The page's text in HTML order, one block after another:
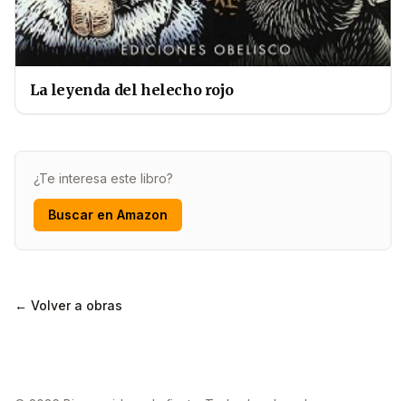
La leyenda del helecho rojo
¿Te interesa este libro?
Buscar en Amazon
← Volver a obras